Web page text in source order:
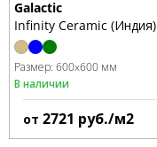
Galactic
Infinity Ceramic (Индия)
Размер: 600x600 мм
В наличии
от 2721 руб./м2